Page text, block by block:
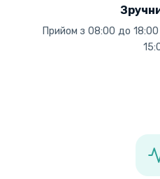
Прийом з 08:00 до